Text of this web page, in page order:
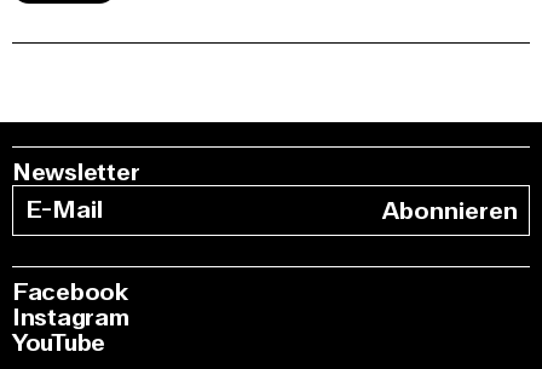
Newsletter
Abonnieren
Facebook
Instagram
YouTube